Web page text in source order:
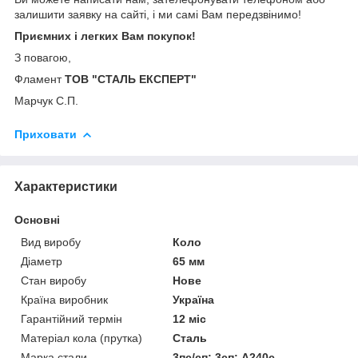
залишити заявку на сайті, і ми самі Вам передзвінимо!
Приємних і легких Вам покупок!
З повагою,
ФламентТОВ "СТАЛЬ ЕКСПЕРТ"
Марчук С.П.
Приховати
Характеристики
Основні
Вид виробу
Коло
Діаметр
65 мм
Стан виробу
Нове
Країна виробник
Україна
Гарантійний термін
12 міс
Матеріал кола (прутка)
Сталь